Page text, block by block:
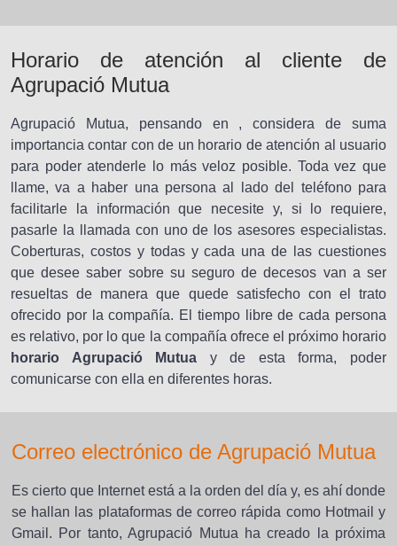
Horario de atención al cliente de
Agrupació Mutua
Agrupació Mutua, pensando en , considera de suma
importancia contar con de un horario de atención al usuario
para poder atenderle lo más veloz posible. Toda vez que
llame, va a haber una persona al lado del teléfono para
facilitarle la información que necesite y, si lo requiere,
pasarle la llamada con uno de los asesores especialistas.
Coberturas, costos y todas y cada una de las cuestiones
que desee saber sobre su seguro de decesos van a ser
resueltas de manera que quede satisfecho con el trato
ofrecido por la compañía. El tiempo libre de cada persona
es relativo, por lo que la compañía ofrece el próximo horario
horario Agrupació Mutua y de esta forma, poder
comunicarse con ella en diferentes horas.
Correo electrónico de Agrupació Mutua
Es cierto que Internet está a la orden del día y, es ahí donde
se hallan las plataformas de correo rápida como Hotmail y
Gmail. Por tanto, Agrupació Mutua ha creado la próxima